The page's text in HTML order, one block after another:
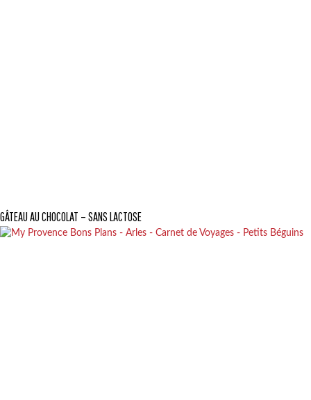
GÂTEAU AU CHOCOLAT – SANS LACTOSE